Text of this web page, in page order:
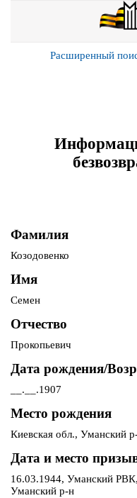
Расширенный
Фамилия
Козодовенко
Имя
Семен
Отчество
Прокопьевич
Дата рождения/
__.__.1907
Место рождения
Киевская обл., Уманский
Дата и место
16.03.1944, Уманский
Уманский р-н